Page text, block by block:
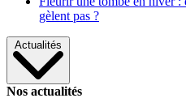
gèlent pas ?
Actualités
Nos actualités